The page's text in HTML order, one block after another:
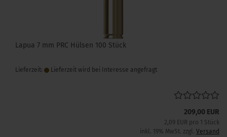
Lapua 7 mm PRC Hülsen 100 Stück
Lieferzeit: Lieferzeit wird bei Interesse angefragt
209,00 EUR
2,09 EUR pro 1 Stück
inkl. 19% MwSt. zzgl. Versand